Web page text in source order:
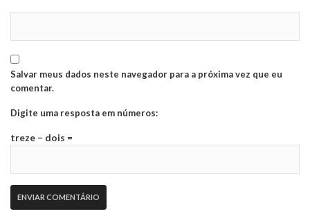
Salvar meus dados neste navegador para a próxima vez que eu
comentar.
Digite uma resposta em números:
treze − dois =